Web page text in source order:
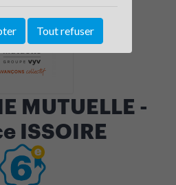
MUTUELLE -
ISSOIRE
Tout refuser